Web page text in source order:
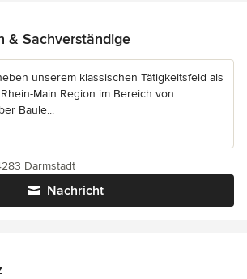
& Sachverständige
unserem klassischen Tätigkeitsfeld als
Main Region im Bereich von
Baule...
Nachricht
Darmstadt